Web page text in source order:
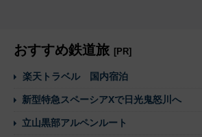
おすすめ鉄道旅 [PR]
楽天トラベル 国内宿泊
新型特急スペーシアXで日光鬼怒川へ
立山黒部アルペンルート